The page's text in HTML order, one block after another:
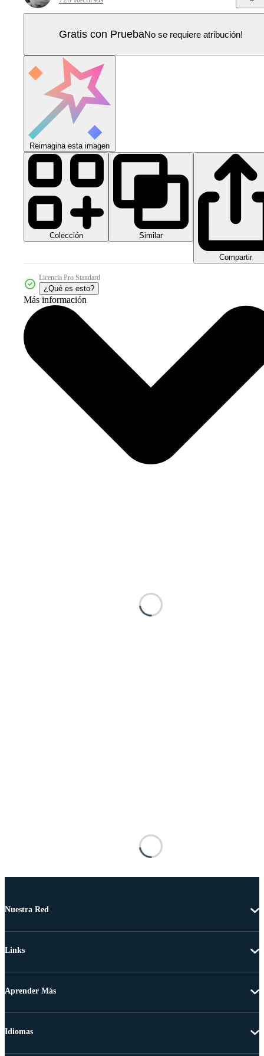
Gratis con PruebaNo se requiere atribución!
Reimagina esta imagen
Colección Similar
Compartir
Licencia Pro Standard
¿Qué es esto?
Más información
Nuestra Red
Links
Aprender Más
Idiomas